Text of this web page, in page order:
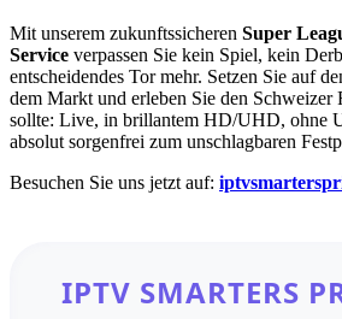
Mit unserem zukunftssicheren Super
Service verpassen Sie kein Spiel, kein
entscheidendes Tor mehr. Setzen Sie auf
dem Markt und erleben Sie den Schweizer
sollte: Live, in brillantem HD/UHD, ohne
absolut sorgenfrei zum unschlagbaren
Besuchen Sie uns jetzt auf:
IPTV SMARTERS